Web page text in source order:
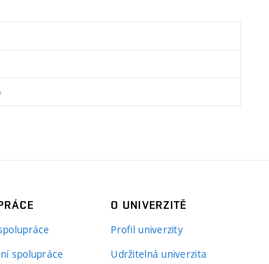
spolupráce
O UNIVERZITĚ
Profil univerzity
Udržitelná univerzita